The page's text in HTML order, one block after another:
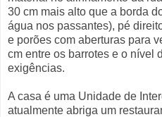
30 cm mais alto que a borda
água nos passantes), pé
e porões com aberturas para
cm entre os barrotes e o nível
exigências.
A casa é uma Unidade de
atualmente abriga um